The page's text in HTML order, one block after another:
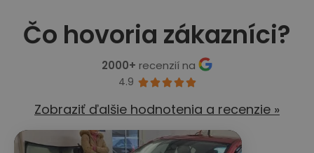
Čo hovoria zákazníci?
2000+ recenzií na
4.9 
Zobraziť ďalšie hodnotenia a recenzie »